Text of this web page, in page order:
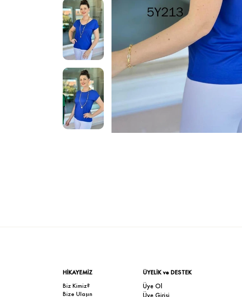
HİKAYEMİZ
Biz Kimiz?
Bize Ulaşın
ÜYELİK ve DESTEK
Üye Ol